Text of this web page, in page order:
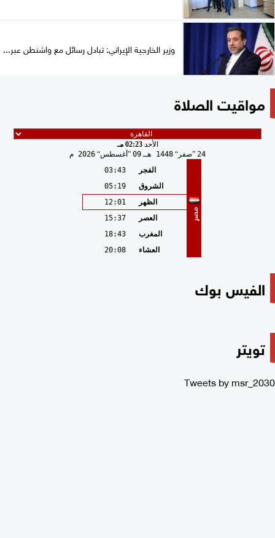
وزير الخارجية الإيراني: تبادل رسائل مع واشنطن عبر...
مواقيت الصلاة
الأحد02:23 مـ
24 صفر 1448 هـ 09 أغسطس 2026 م
مصر
الفجر
03:43
الشروق
05:19
الظهر
12:01
العصر
15:37
المغرب
18:43
العشاء
20:08
الفيس بوك
تويتر
Tweets by msr_2030